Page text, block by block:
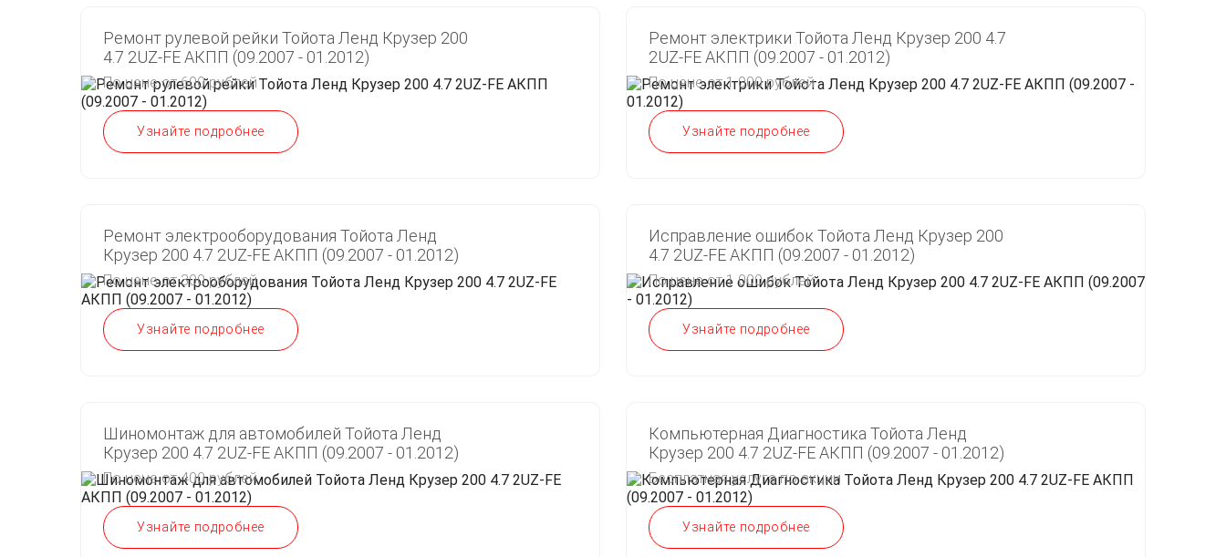
Ремонт рулевой рейки Тойота Ленд Крузер 200
4.7 2UZ-FE АКПП (09.2007 - 01.2012)
По цене от 600 рублей
Узнайте подробнее
Ремонт электрики Тойота Ленд Крузер 200 4.7
2UZ-FE АКПП (09.2007 - 01.2012)
По цене от 1 000 рублей
Узнайте подробнее
Ремонт электрооборудования Тойота Ленд
Крузер 200 4.7 2UZ-FE АКПП (09.2007 - 01.2012)
По цене от 300 рублей
Узнайте подробнее
Исправление ошибок Тойота Ленд Крузер 200
4.7 2UZ-FE АКПП (09.2007 - 01.2012)
По цене от 1 000 рублей
Узнайте подробнее
Шиномонтаж для автомобилей Тойота Ленд
Крузер 200 4.7 2UZ-FE АКПП (09.2007 - 01.2012)
По цене от 400 рублей
Узнайте подробнее
Компьютерная Диагностика Тойота Ленд
Крузер 200 4.7 2UZ-FE АКПП (09.2007 - 01.2012)
Бесплатная услуга по акции
Узнайте подробнее